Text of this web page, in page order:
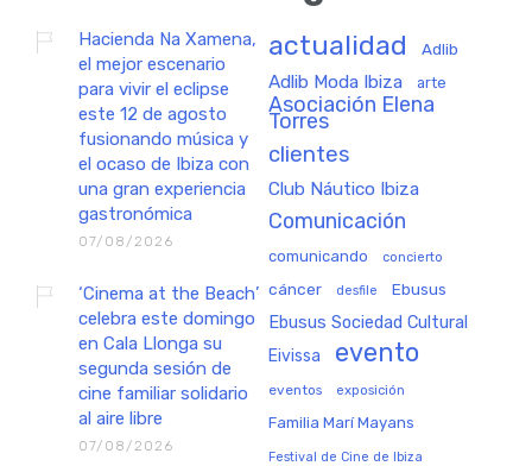
Hacienda Na Xamena,
el mejor escenario
para vivir el eclipse
este 12 de agosto
fusionando música y
el ocaso de Ibiza con
una gran experiencia
gastronómica
07/08/2026
‘Cinema at the Beach’
celebra este domingo
en Cala Llonga su
segunda sesión de
cine familiar solidario
al aire libre
07/08/2026
actualidad Adlib
Adlib Moda Ibiza arte
Asociación Elena
Torres
clientes
Club Náutico Ibiza
Comunicación
comunicando concierto
cáncer desfile Ebusus
Ebusus Sociedad Cultural
Eivissa evento
eventos exposición
Familia Marí Mayans
Festival de Cine de Ibiza